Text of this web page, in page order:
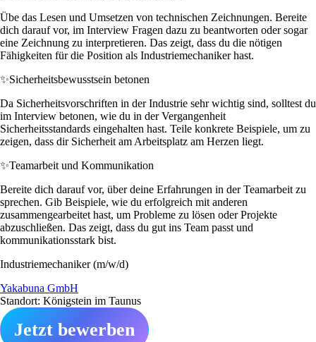
Übe das Lesen und Umsetzen von technischen Zeichnungen. Bereite
dich darauf vor, im Interview Fragen dazu zu beantworten oder sogar
eine Zeichnung zu interpretieren. Das zeigt, dass du die nötigen
Fähigkeiten für die Position als Industriemechaniker hast.
✨Sicherheitsbewusstsein betonen
Da Sicherheitsvorschriften in der Industrie sehr wichtig sind, solltest du
im Interview betonen, wie du in der Vergangenheit
Sicherheitsstandards eingehalten hast. Teile konkrete Beispiele, um zu
zeigen, dass dir Sicherheit am Arbeitsplatz am Herzen liegt.
✨Teamarbeit und Kommunikation
Bereite dich darauf vor, über deine Erfahrungen in der Teamarbeit zu
sprechen. Gib Beispiele, wie du erfolgreich mit anderen
zusammengearbeitet hast, um Probleme zu lösen oder Projekte
abzuschließen. Das zeigt, dass du gut ins Team passt und
kommunikationsstark bist.
Industriemechaniker (m/w/d)
Yakabuna GmbH
Standort: Königstein im Taunus
Jetzt bewerben